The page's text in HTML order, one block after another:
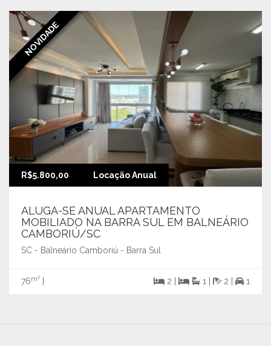
NOVIDADE
R$5.800,00 Locação Anual
ALUGA-SE ANUAL APARTAMENTO
MOBILIADO NA BARRA SUL EM BALNEÁRIO
CAMBORIÚ/SC
SC - Balneário Camboriú - Barra Sul
76m² 2 | 1 | 2 | 1